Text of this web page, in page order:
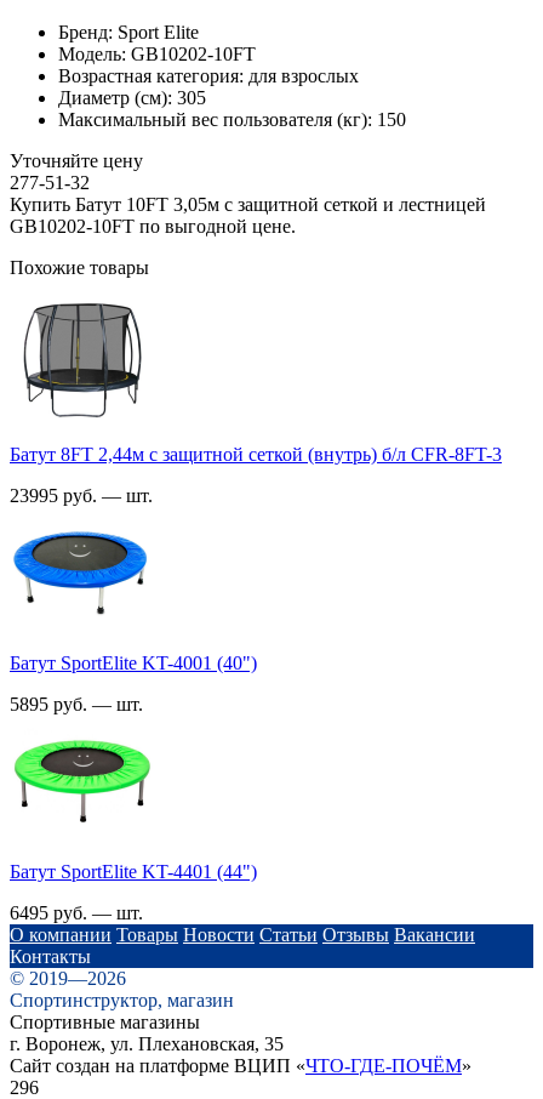
Бренд: Sport Elite
Модель: GB10202-10FT
Возрастная категория: для взрослых
Диаметр (см): 305
Максимальный вес пользователя (кг): 150
Уточняйте цену
277-51-32
Купить Батут 10FT 3,05м с защитной сеткой и лестницей
GB10202-10FT по выгодной цене.
Похожие товары
Батут 8FT 2,44м с защитной сеткой (внутрь) б/л CFR-8FT-3
23995 руб. — шт.
Батут SportElite KT-4001 (40")
5895 руб. — шт.
Батут SportElite KT-4401 (44")
6495 руб. — шт.
О компании Товары Новости Статьи Отзывы Вакансии
Контакты
© 2019—2026
Спортинструктор, магазин
Спортивные магазины
г. Воронеж, ул. Плехановская, 35
Сайт создан на платформе ВЦИП «ЧТО-ГДЕ-ПОЧЁМ»
296